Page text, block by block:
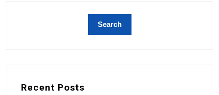
Recent Posts